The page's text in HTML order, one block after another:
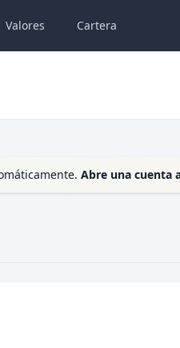
Valores Cartera
Abre una cuenta